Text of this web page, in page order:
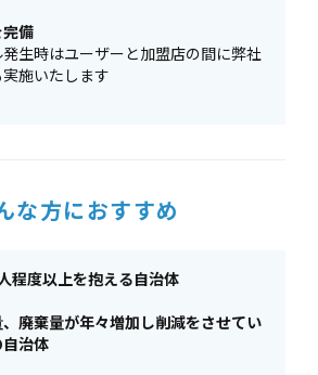
備
生時はユーザーと加盟店の間に弊社
施いたします
な方におすすめ
程度以上を抱える自治体
廃棄量が年々増加し削減をさせてい
治体